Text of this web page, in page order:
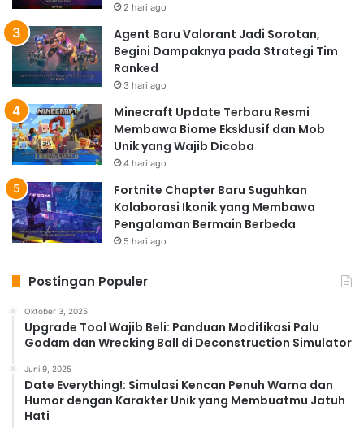
2 hari ago
Agent Baru Valorant Jadi Sorotan,
Begini Dampaknya pada Strategi Tim
Ranked
3 hari ago
Minecraft Update Terbaru Resmi
Membawa Biome Eksklusif dan Mob
Unik yang Wajib Dicoba
4 hari ago
Fortnite Chapter Baru Suguhkan
Kolaborasi Ikonik yang Membawa
Pengalaman Bermain Berbeda
5 hari ago
Postingan Populer
Oktober 3, 2025
Upgrade Tool Wajib Beli: Panduan Modifikasi Palu
Godam dan Wrecking Ball di Deconstruction Simulator
Juni 9, 2025
Date Everything!: Simulasi Kencan Penuh Warna dan
Humor dengan Karakter Unik yang Membuatmu Jatuh
Hati